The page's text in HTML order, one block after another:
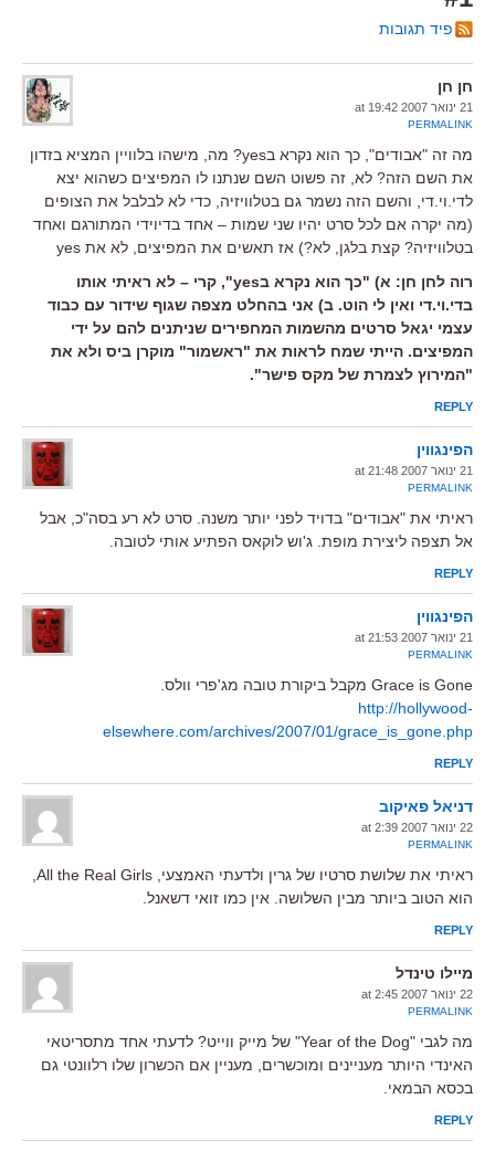
פיד תגובות
חן חן
21 ינואר 2007 at 19:42
PERMALINK
מה זה "אבודים", כך הוא נקרא בyes? מה, מישהו בלוויין המציא בזדון
את השם הזה? לא, זה פשוט השם שנתנו לו המפיצים כשהוא יצא
לדי.וי.די, והשם הזה נשמר גם בטלוויזיה, כדי לא לבלבל את הצופים
(מה יקרה אם לכל סרט יהיו שני שמות – אחד בדיוידי המתורגם ואחד
בטלוויזיה? קצת בלגן, לא?) אז תאשים את המפיצים, לא את yes
רוה לחן חן: א) "כך הוא נקרא בyes", קרי – לא ראיתי אותו
בדי.וי.די ואין לי הוט. ב) אני בהחלט מצפה שגוף שידור עם כבוד
עצמי יגאל סרטים מהשמות המחפירים שניתנים להם על ידי
המפיצים. הייתי שמח לראות את "ראשמור" מוקרן ביס ולא את
"המירוץ לצמרת של מקס פישר".
REPLY
הפינגווין
21 ינואר 2007 at 21:48
PERMALINK
ראיתי את "אבודים" בדויד לפני יותר משנה. סרט לא רע בסה"כ, אבל
אל תצפה ליצירת מופת. ג'וש לוקאס הפתיע אותי לטובה.
REPLY
הפינגווין
21 ינואר 2007 at 21:53
PERMALINK
Grace is Gone מקבל ביקורת טובה מג'פרי וולס.
http://hollywood-
elsewhere.com/archives/2007/01/grace_is_gone.php
REPLY
דניאל פאיקוב
22 ינואר 2007 at 2:39
PERMALINK
הוא הטוב ביותר מבין השלושה. אין כמו זואי דשאנל.
REPLY
מיילו טינדל
22 ינואר 2007 at 2:45
PERMALINK
מה לגבי "Year of the Dog" של מייק ווייט? לדעתי אחד מתסריטאי
האינדי היותר מעניינים ומוכשרים, מעניין אם הכשרון שלו רלוונטי גם
בכסא הבמאי.
REPLY